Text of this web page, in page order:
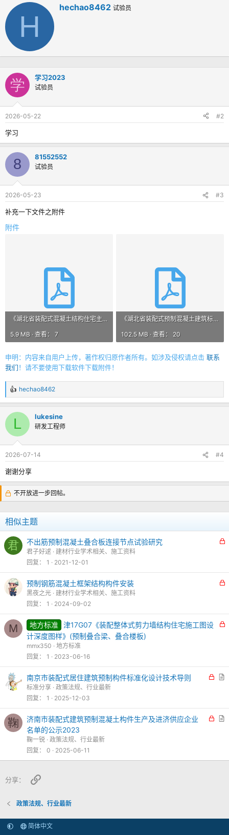
H
撰
hechao8462 试验员
学 学习2023
试验员
2026-05-22 #2
学习
8 81552552
试验员
2026-05-23 #3
补充一下文件之附件
附件
《湖北省装配式混凝土结构住宅主要构件尺寸指南》.pdf
5.9 MB · 查看： 7
《湖北省装配式预制混凝土建筑标准化构件库》.pdf
102.5 MB · 查看： 20
申明：内容来自用户上传，著作权归原作者所有。如涉及侵权请点击 联系
我们！请不要使用下载软件下载附件！
反
馈
：
hechao8462
L lukesine
研发工程师
2026-07-14 #4
谢谢分享
不开放进一步回帖。
相似主题
君 不出筋预制混凝土叠合板连接节点试验研究
君子好逑
建材行业学术相关、施工资料
回复
1 2021-12-01
预制钢筋混凝土框架结构构件安装
黑夜之光
建材行业学术相关、施工资料
回复
1 2024-09-02
M 地方标准
津17G07《装配整体式剪力墙结构住宅施工图设
计深度图样》(预制叠合梁、叠合楼板)
mmx350
地方标准
回复
1 2023-06-16
锁
南京市装配式居住建筑预制构件标准化设计技术导则
标准分享 政策法规、行业最新
回复
1 2025-12-03
鞠
锁
济南市装配式建筑预制混凝土构件生产及进济供应企业
名单的公示2023
鞠一锐 政策法规、行业最新
回复
0 2025-06-11
分享： 链接
政策法规、行业最新
简体中文